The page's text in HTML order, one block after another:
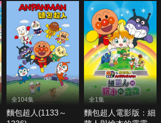
全104集
麵包超人(1133～
全1集
麵包超人電影版：細